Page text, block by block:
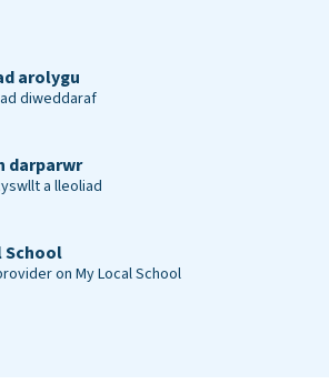
arolygu
diweddaraf
darparwr
a lleoliad
School
on My Local School